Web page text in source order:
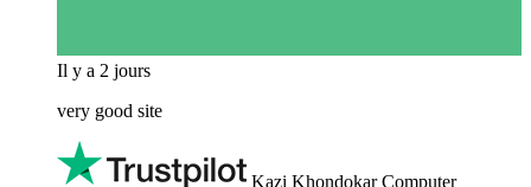
Il y a 2 jours
very good site
Kazi Khondokar Computer